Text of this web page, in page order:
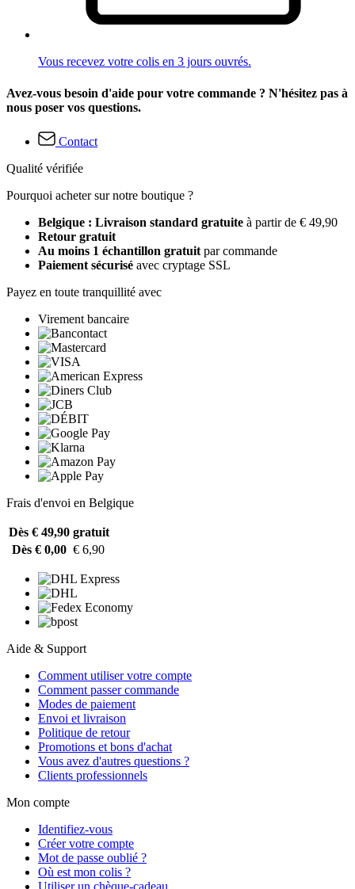
Vous recevez votre colis en 3 jours ouvrés.
Avez-vous besoin d'aide pour votre commande ? N'hésitez pas à
nous poser vos questions.
Contact
Qualité vérifiée
Pourquoi acheter sur notre boutique ?
Belgique : Livraison standard gratuite à partir de € 49,90
Retour gratuit
Au moins 1 échantillon gratuit par commande
Paiement sécurisé avec cryptage SSL
Payez en toute tranquillité avec
Virement bancaire
Frais d'envoi en Belgique
Dès € 49,90 gratuit
Dès € 0,00 € 6,90
Aide & Support
Comment utiliser votre compte
Comment passer commande
Modes de paiement
Envoi et livraison
Politique de retour
Promotions et bons d'achat
Vous avez d'autres questions ?
Clients professionnels
Mon compte
Identifiez-vous
Créer votre compte
Mot de passe oublié ?
Où est mon colis ?
Utiliser un chèque-cadeau